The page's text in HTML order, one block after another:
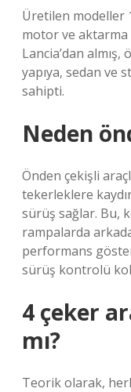
Üretilen modeller
motor ve aktarma
Lancia’dan
yapıya, sedan ve
sahipti.
Neden
Önden çekişli
tekerleklere
sürüş sağlar. Bu,
rampalarda
performans
sürüş kontrolü
4 çeker
mı?
Teorik olarak,